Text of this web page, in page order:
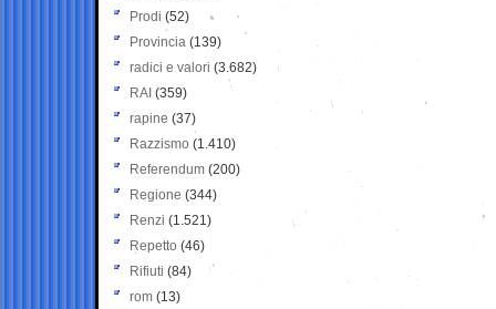
Prodi (52)
Provincia (139)
radici e valori (3.682)
RAI (359)
rapine (37)
Razzismo (1.410)
Referendum (200)
Regione (344)
Renzi (1.521)
Repetto (46)
Rifiuti (84)
rom (13)